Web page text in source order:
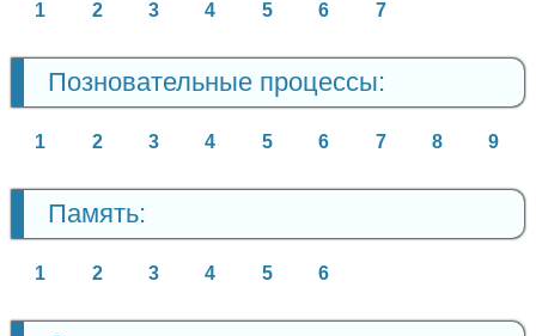
1 2 3 4 5 6 7
Позновательные процессы:
1 2 3 4 5 6 7 8 9
Память:
1 2 3 4 5 6